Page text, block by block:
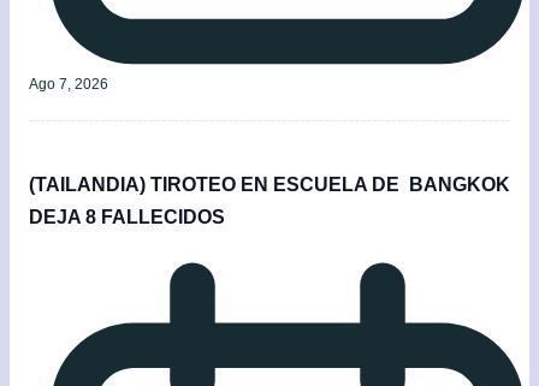
Ago 7, 2026
(TAILANDIA) TIROTEO EN ESCUELA DE BANGKOK
DEJA 8 FALLECIDOS